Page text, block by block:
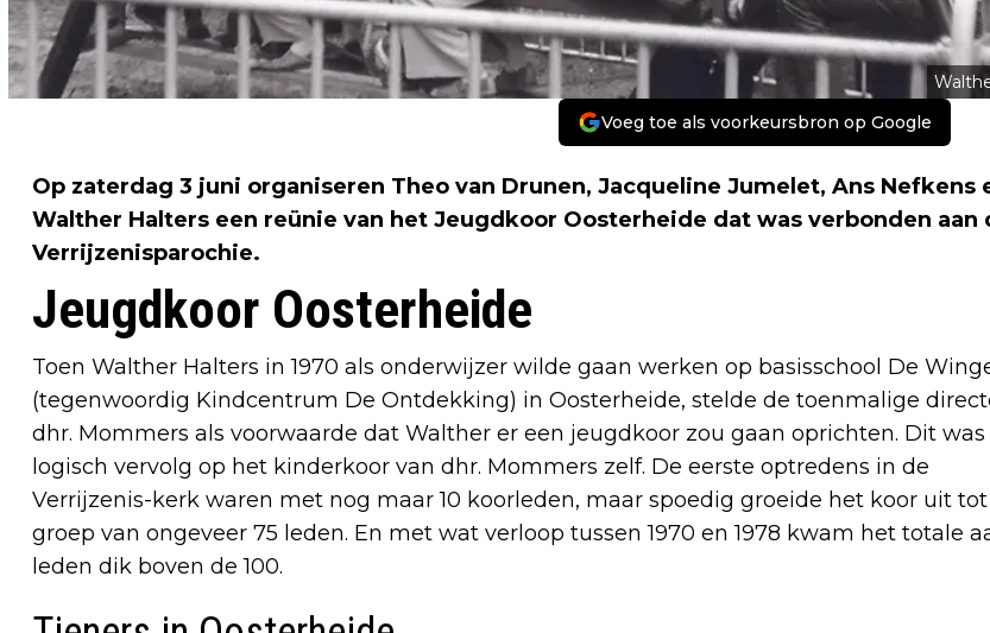
Voeg toe als voorkeursbron op Google
Op zaterdag 3 juni organiseren Theo van Drunen, Jacqueline Jumelet, Ans Nefkens
Walther Halters een reünie van het Jeugdkoor Oosterheide dat was verbonden aan
Verrijzenisparochie.
Jeugdkoor Oosterheide
Toen Walther Halters in 1970 als onderwijzer wilde gaan werken op basisschool De
(tegenwoordig Kindcentrum De Ontdekking) in Oosterheide, stelde de toenmalige
dhr. Mommers als voorwaarde dat Walther er een jeugdkoor zou gaan oprichten. Dit was
logisch vervolg op het kinderkoor van dhr. Mommers zelf. De eerste optredens in de
Verrijzenis-kerk waren met nog maar 10 koorleden, maar spoedig groeide het koor uit tot
groep van ongeveer 75 leden. En met wat verloop tussen 1970 en 1978 kwam het totale
leden dik boven de 100.